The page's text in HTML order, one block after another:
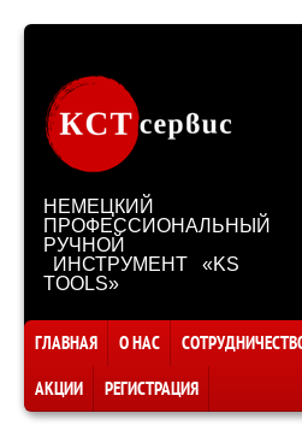
НЕМЕЦКИЙ
ПРОФЕССИОНАЛЬНЫЙ
РУЧНОЙ
ИНСТРУМЕНТ «KS
TOOLS»
ГЛАВНАЯ О НАС
АКЦИИ
РЕГИСТРАЦИЯ